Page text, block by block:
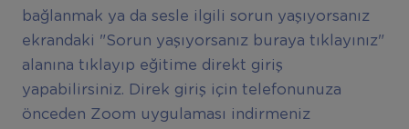
bağlanmak ya da sesle ilgili sorun yaşıyorsanız
ekrandaki "Sorun yaşıyorsanız buraya tıklayınız"
alanına tıklayıp eğitime direkt giriş
yapabilirsiniz. Direk giriş için telefonunuza
önceden Zoom uygulaması indirmeniz